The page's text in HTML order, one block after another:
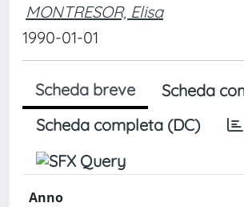
MONTRESOR, Elisa
1990-01-01
Scheda breve
Scheda
Scheda completa (DC)
Anno